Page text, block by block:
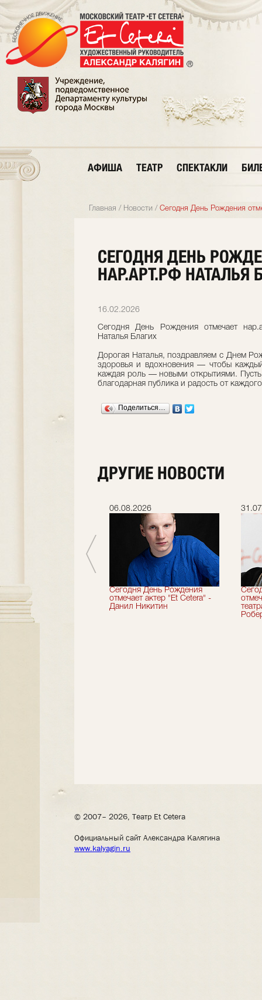
АФИША ТЕАТР СПЕКТАКЛИ
Главная / Новости / Сегодня День Рождения
СЕГОДНЯ ДЕНЬ
НАР.АРТ.РФ НАТАЛЬЯ
16.02.2026
Сегодня День Рождения отмечает
Наталья Благих
Дорогая Наталья, поздравляем с Днем
здоровья и вдохновения — чтобы
каждая роль — новыми открытиями.
благодарная публика и радость от
Поделиться…
ДРУГИЕ НОВОСТИ
сезон!
06.08.2026
Сегодня День Рождения
отмечает актер "Et Cetera" -
Данил Никитин
© 2007– 2026, Театр Et Cetera
Официальный сайт Александра Калягина
www.kalyagin.ru